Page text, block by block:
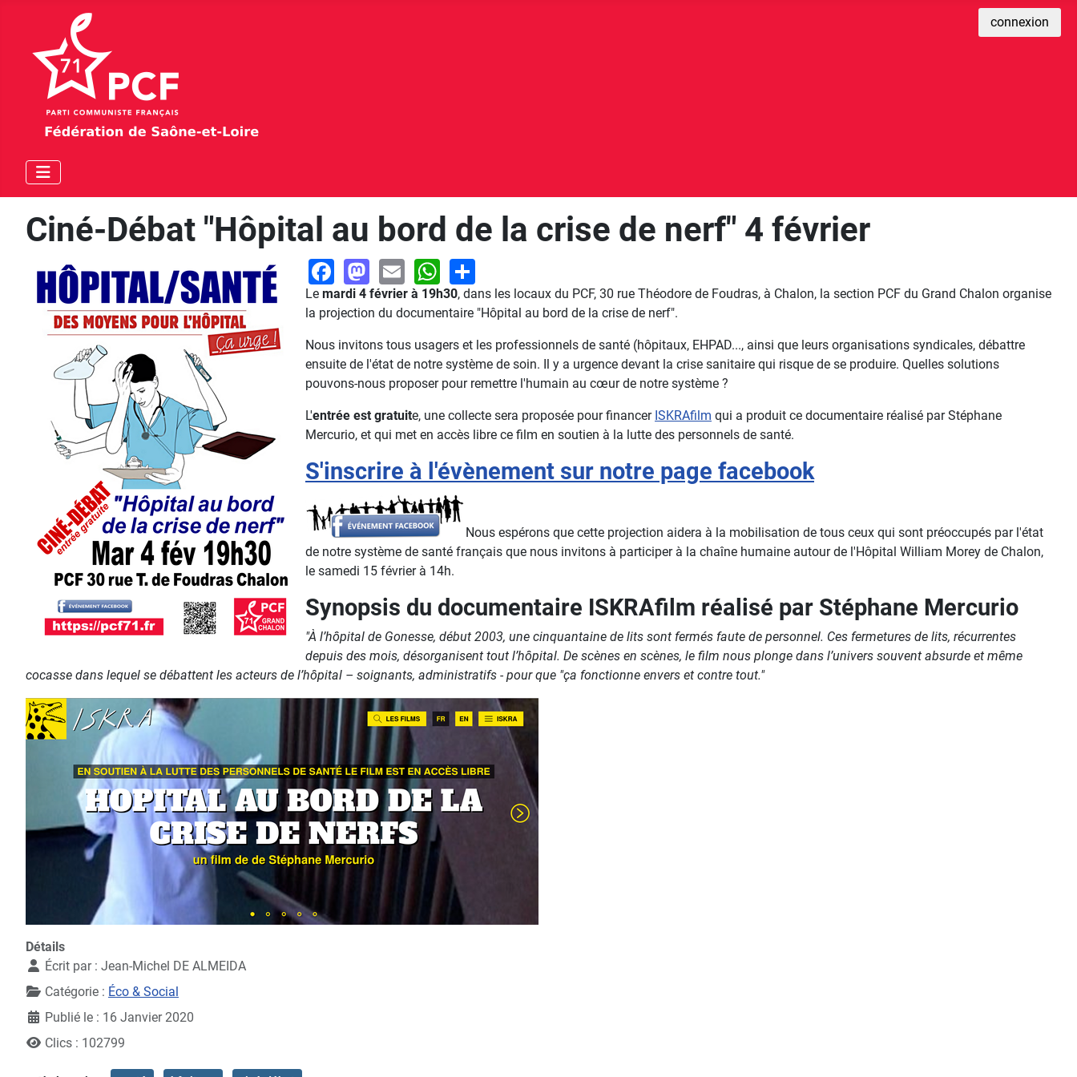
connexion
Ciné-Débat "Hôpital au bord de la crise de nerf" 4 février
Facebook
Mastodon
EmailWhatsApp
Le mardi 4 février à 19h30, dans les locaux du PCF, 30 rue Théodore de Foudras, à Chalon, la section PCF du Grand Chalon organise
la projection du documentaire "Hôpital au bord de la crise de nerf".
Nous invitons tous usagers et les professionnels de santé (hôpitaux, EHPAD..., ainsi que leurs organisations syndicales, débattre
ensuite de l'état de notre système de soin. Il y a urgence devant la crise sanitaire qui risque de se produire. Quelles solutions
pouvons-nous proposer pour remettre l'humain au cœur de notre système ?
L'entrée est gratuite, une collecte sera proposée pour financer ISKRAfilm qui a produit ce documentaire réalisé par Stéphane
Mercurio, et qui met en accès libre ce film en soutien à la lutte des personnels de santé.
S'inscrire à l'évènement sur notre page facebook
Nous espérons que cette projection aidera à la mobilisation de tous ceux qui sont préoccupés par l'état
de notre système de santé français que nous invitons à participer à la chaîne humaine autour de l'Hôpital William Morey de Chalon,
le samedi 15 février à 14h.
Synopsis du documentaire ISKRAfilm réalisé par Stéphane Mercurio
"À l’hôpital de Gonesse, début 2003, une cinquantaine de lits sont fermés faute de personnel. Ces fermetures de lits, récurrentes
depuis des mois, désorganisent tout l’hôpital. De scènes en scènes, le film nous plonge dans l’univers souvent absurde et même
cocasse dans lequel se débattent les acteurs de l’hôpital – soignants, administratifs - pour que "ça fonctionne envers et contre tout."
Détails
Écrit par : Jean-Michel DE ALMEIDA
Catégorie : Éco & Social
Publié le : 16 Janvier 2020
Clics : 102799